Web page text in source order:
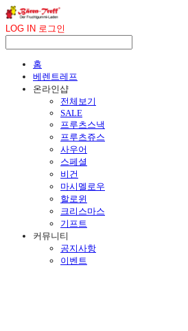
LOG IN 로그인
홈
베렌트레프
온라인샵
전체보기
SALE
프루츠스낵
프루츠쥬스
사우어
스페셜
비건
마시멜로우
할로윈
크리스마스
기프트
커뮤니티
공지사항
이벤트